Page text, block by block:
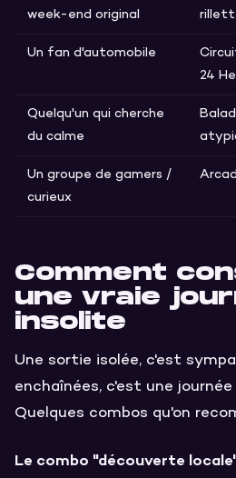
week-end original
Un fan d'automobile
24
Quelqu'un qui cherche
du calme
Un groupe de gamers /
curieux
Comment
une vraie
insolite
Une sortie isolée, c'est
enchaînées, c'est une
Quelques combos qu'on
Le combo "découverte